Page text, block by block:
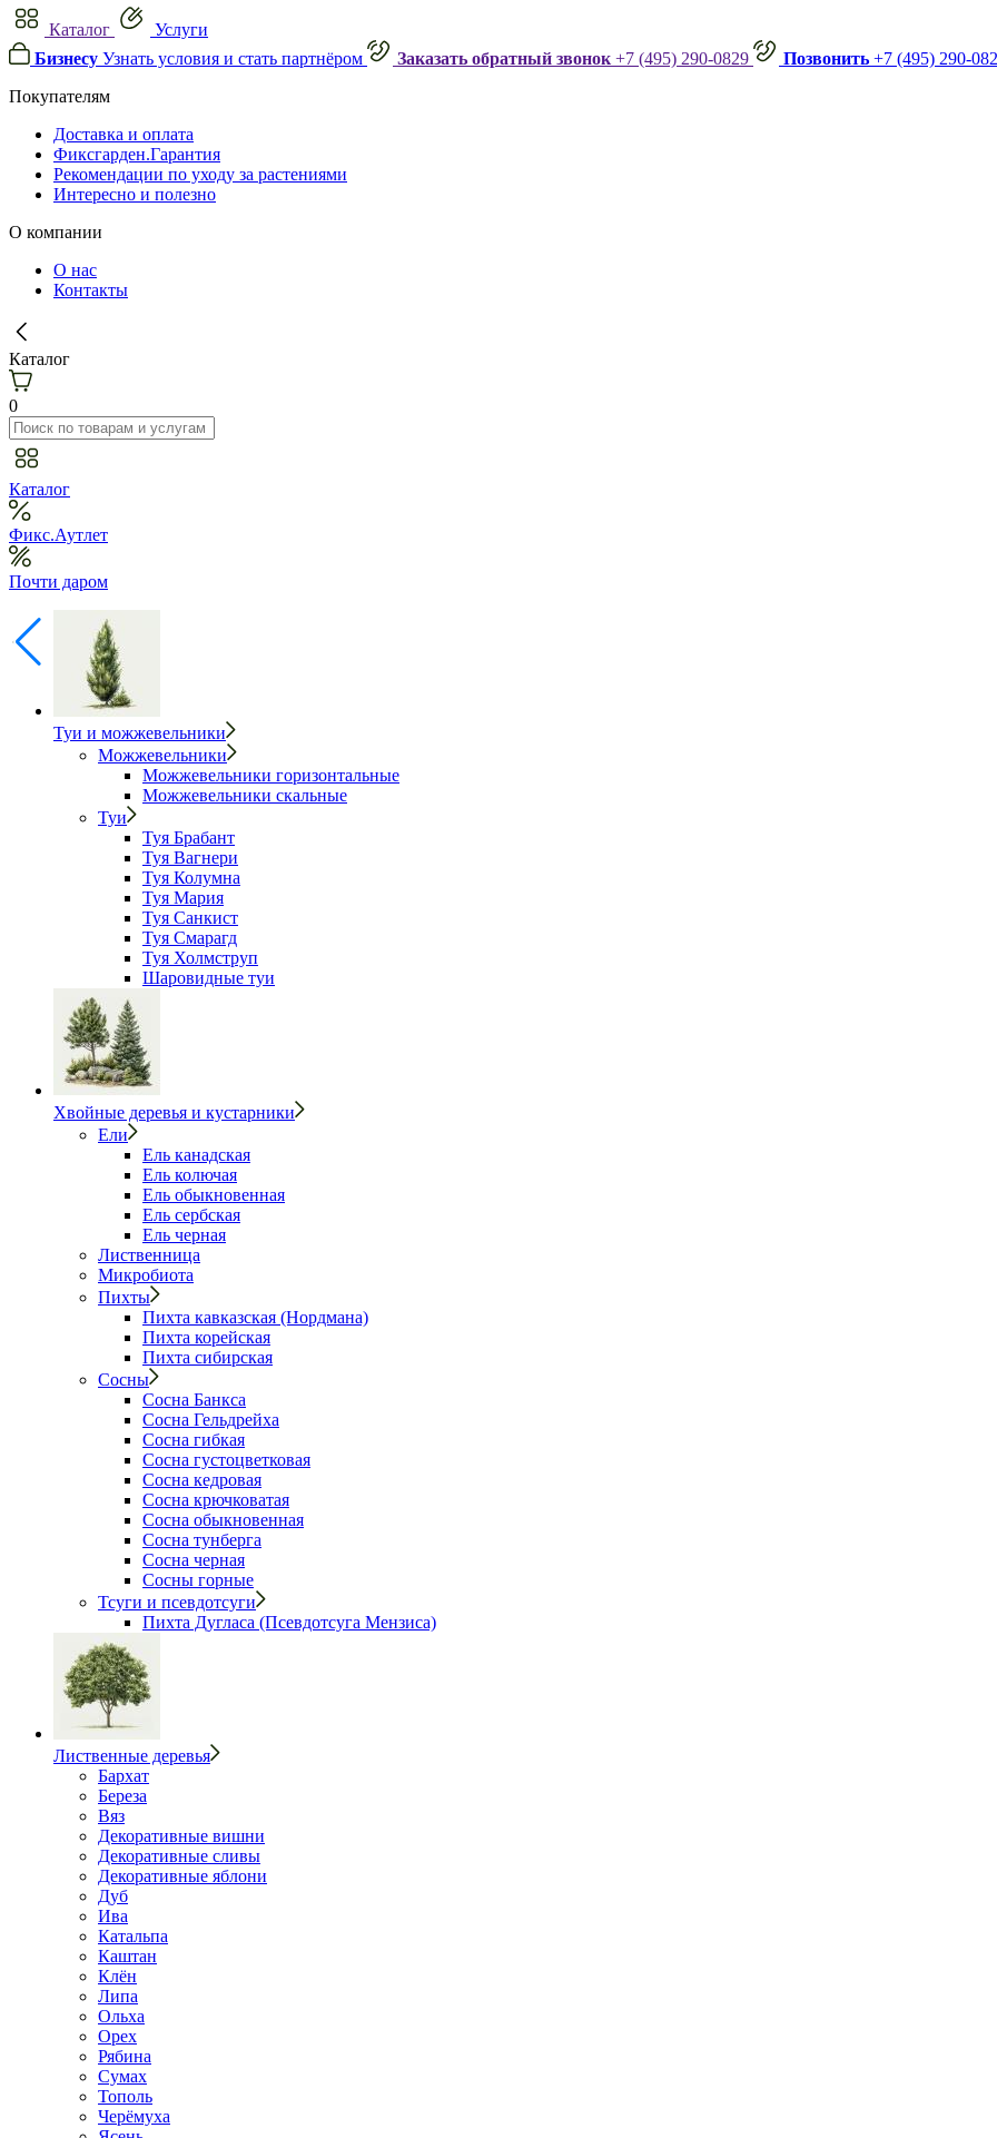
Каталог
Услуги
Бизнесу Узнать условия и стать партнёром Заказать обратный звонок +7 (495) 290-0829 Позвонить +7 (495) 290-
Покупателям
Доставка и оплата
Фиксгарден.Гарантия
Рекомендации по уходу за растениями
Интересно и полезно
О компании
О нас
Контакты
Каталог
0
Каталог
Фикс.Аутлет
Почти даром
Туи и можжевельники
Можжевельники
Можжевельники горизонтальные
Можжевельники скальные
Туи
Туя Брабант
Туя Вагнери
Туя Колумна
Туя Мария
Туя Санкист
Туя Смарагд
Туя Холмструп
Шаровидные туи
Хвойные деревья и кустарники
Ели
Ель канадская
Ель колючая
Ель обыкновенная
Ель сербская
Ель черная
Лиственница
Микробиота
Пихты
Пихта кавказская (Нордмана)
Пихта корейская
Пихта сибирская
Сосны
Сосна Банкса
Сосна Гельдрейха
Сосна гибкая
Сосна густоцветковая
Сосна кедровая
Сосна крючковатая
Сосна обыкновенная
Сосна тунберга
Сосна черная
Сосны горные
Тсуги и псевдотсуги
Пихта Дугласа (Псевдотсуга Мензиса)
Лиственные деревья
Бархат
Береза
Вяз
Декоративные вишни
Декоративные сливы
Декоративные яблони
Дуб
Ива
Катальпа
Каштан
Клён
Липа
Ольха
Орех
Рябина
Сумах
Тополь
Черёмуха